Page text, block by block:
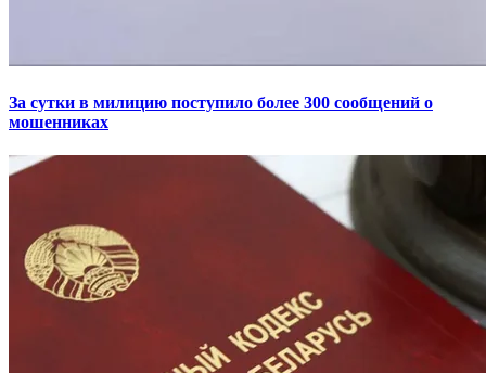
За сутки в милицию поступило более 300 сообщений о
мошенниках